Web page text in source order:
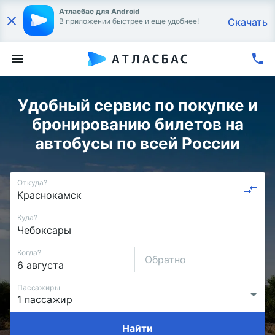
Атласбас для Android
В приложении быстрее и еще удобнее!
Скачать
Удобный сервис по покупке и
бронированию билетов на
автобусы по всей России
Откуда?
Куда?
Когда?
Обратно
Пассажиры
Найти